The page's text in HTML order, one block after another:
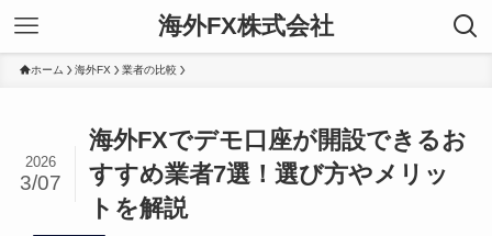
海外FX株式会社
ホーム 海外FX 業者の比較
海外FXでデモ口座が開設できるお
すすめ業者7選！選び方やメリッ
トを解説
2026
3/07